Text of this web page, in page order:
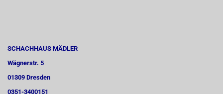
SCHACHHAUS MÄDLER
Wägnerstr. 5
01309 Dresden
0351-3400151